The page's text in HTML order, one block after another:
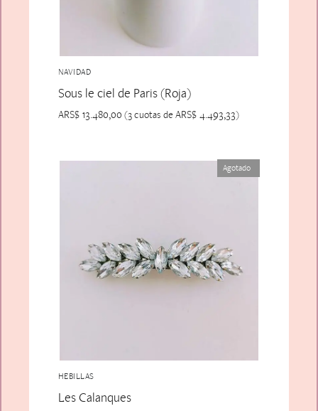
NAVIDAD
Sous le ciel de Paris (Roja)
ARS$13.480,00 (3 cuotas de ARS$4.493,33)
HEBILLAS
Agotado
Les Calanques